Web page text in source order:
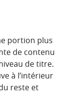
portion plus
de contenu
de titre.
à l’intérieur
reste et